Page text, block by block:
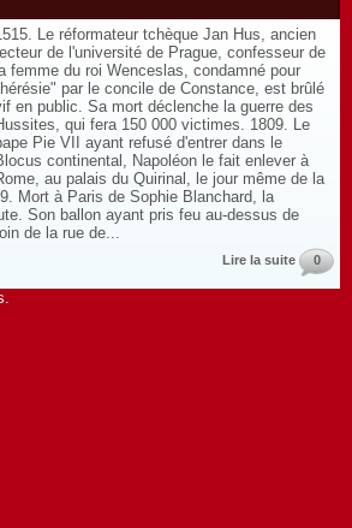
Le réformateur tchèque Jan Hus, ancien
de l'université de Prague, confesseur de
femme du roi Wenceslas, condamné pour
par le concile de Constance, est brûlé
en public. Sa mort déclenche la guerre des
qui fera 150 000 victimes. 1809. Le
Pie VII ayant refusé d'entrer dans le
continental, Napoléon le fait enlever à
au palais du Quirinal, le jour même de la
Mort à Paris de Sophie Blanchard, la
Son ballon ayant pris feu au-dessus de
de la rue de...
Lire la suite 0